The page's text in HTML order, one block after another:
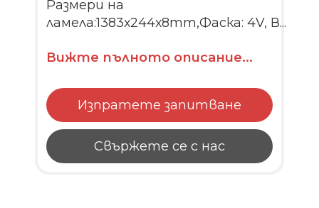
Размери на
ламела:1383х244х8mm,Фаска: 4V, В...
Вижте пълното описание...
Изпратете запитване
Свържете се с нас